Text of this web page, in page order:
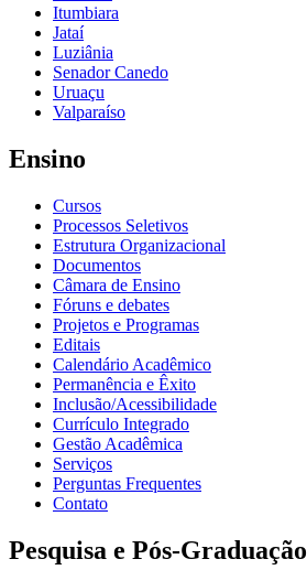
Itumbiara
Jataí
Luziânia
Senador Canedo
Uruaçu
Valparaíso
Ensino
Cursos
Processos Seletivos
Estrutura Organizacional
Documentos
Câmara de Ensino
Fóruns e debates
Projetos e Programas
Editais
Calendário Acadêmico
Permanência e Êxito
Inclusão/Acessibilidade
Currículo Integrado
Gestão Acadêmica
Serviços
Perguntas Frequentes
Contato
Pesquisa e Pós-Graduação